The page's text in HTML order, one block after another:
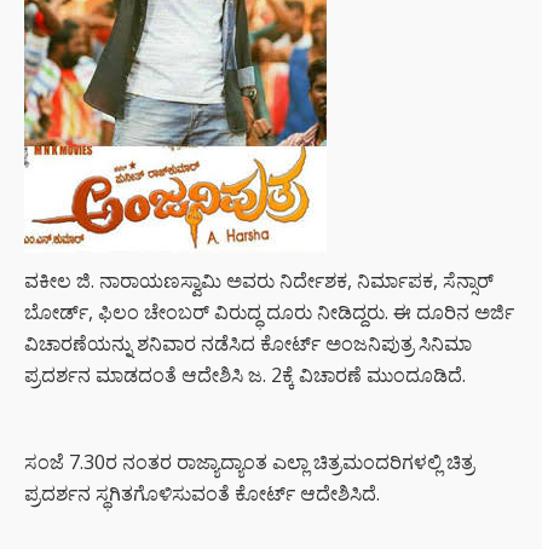
ವಕೀಲ ಜಿ. ನಾರಾಯಣಸ್ವಾಮಿ ಅವರು ನಿರ್ದೇಶಕ, ನಿರ್ಮಾಪಕ, ಸೆನ್ಸಾರ್
ಬೋರ್ಡ್, ಫಿಲಂ ಚೇಂಬರ್ ವಿರುದ್ಧ ದೂರು ನೀಡಿದ್ದರು. ಈ ದೂರಿನ ಅರ್ಜಿ
ವಿಚಾರಣೆಯನ್ನು ಶನಿವಾರ ನಡೆಸಿದ ಕೋರ್ಟ್ ಅಂಜನಿಪುತ್ರ ಸಿನಿಮಾ
ಪ್ರದರ್ಶನ ಮಾಡದಂತೆ ಆದೇಶಿಸಿ ಜ. 2ಕ್ಕೆ ವಿಚಾರಣೆ ಮುಂದೂಡಿದೆ.
ಸಂಜೆ 7.30ರ ನಂತರ ರಾಜ್ಯಾದ್ಯಾಂತ ಎಲ್ಲಾ ಚಿತ್ರಮಂದರಿಗಳಲ್ಲಿ ಚಿತ್ರ
ಪ್ರದರ್ಶನ ಸ್ಥಗಿತಗೊಳಿಸುವಂತೆ ಕೋರ್ಟ್ ಆದೇಶಿಸಿದೆ.